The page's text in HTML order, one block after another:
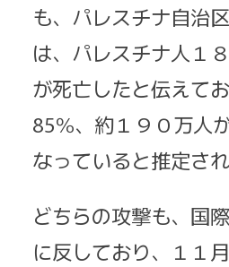
も、パレスチナ自治
は、パレスチナ人１
が死亡したと伝えて
85％、約１９０万人
なっていると推定さ
どちらの攻撃も、国
に反しており、１１